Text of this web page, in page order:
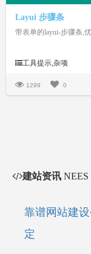
Layui 步骤条
带表单的layui-步骤条,
工具提示,杂项
1299 0
建站资讯 NEES
靠谱网站建
定